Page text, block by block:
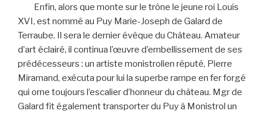
Enfin, alors que monte sur le trône le jeune roi Louis
XVI, est nommé au Puy Marie-Joseph de Galard de
Terraube. Il sera le dernier évêque du Château. Amateur
d’art éclairé, il continua l’œuvre d’embellissement de ses
prédécesseurs : un artiste monistrolien réputé, Pierre
Miramand, exécuta pour lui la superbe rampe en fer forgé
qui orne toujours l’escalier d’honneur du château. Mgr de
Galard fit également transporter du Puy à Monistrol un